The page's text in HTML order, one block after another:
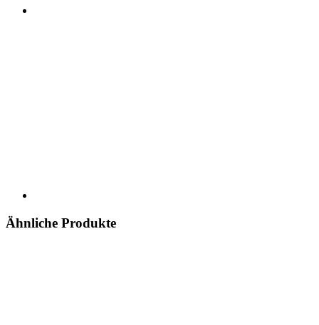
Ähnliche Produkte